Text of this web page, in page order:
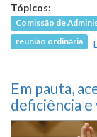
Tópicos:
Comissão de
reunião ordinária
Em pauta,
deficiência